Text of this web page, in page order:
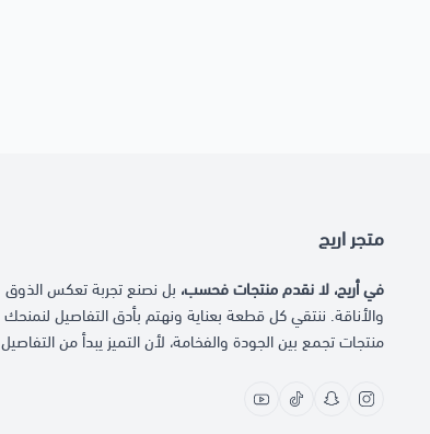
متجر اريج
في أريج، لا نقدم منتجات فحسب، بل نصنع تجربة تعكس الذوق
والأناقة. ننتقي كل قطعة بعناية ونهتم بأدق التفاصيل لنمنحك
منتجات تجمع بين الجودة والفخامة، لأن التميز يبدأ من التفاصيل